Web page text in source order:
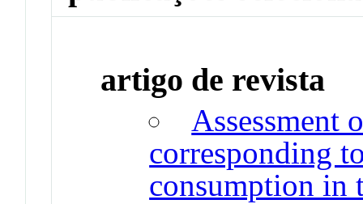
artigo de revista
Assessment
corresponding
consumption in